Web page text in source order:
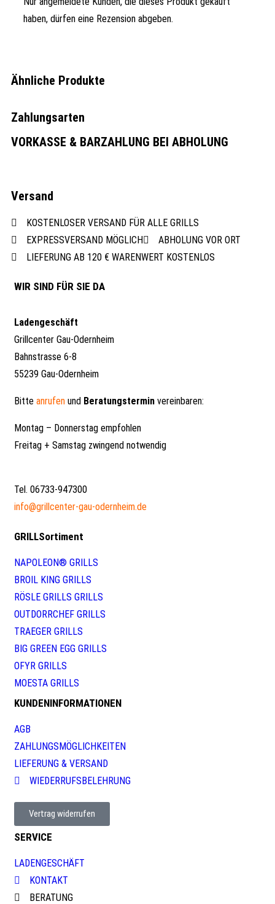
haben, dürfen eine Rezension abgeben.
Ähnliche Produkte
Zahlungsarten
VORKASSE & BARZAHLUNG BEI ABHOLUNG
Versand
KOSTENLOSER VERSAND FÜR ALLE GRILLS
EXPRESSVERSAND MÖGLICH
ABHOLUNG VOR ORT
LIEFERUNG AB 120 € WARENWERT KOSTENLOS
WIR SIND FÜR SIE DA
Ladengeschäft
Grillcenter Gau-Odernheim
Bahnstrasse 6-8
55239 Gau-Odernheim
Bitte anrufen und Beratungstermin vereinbaren:
Montag – Donnerstag empfohlen
Freitag + Samstag zwingend notwendig
Tel. 06733-947300
info@grillcenter-gau-odernheim.de
GRILLSortiment
NAPOLEON® GRILLS
BROIL KING GRILLS
RÖSLE GRILLS GRILLS
OUTDORRCHEF GRILLS
TRAEGER GRILLS
BIG GREEN EGG GRILLS
OFYR GRILLS
MOESTA GRILLS
KUNDENINFORMATIONEN
AGB
ZAHLUNGSMÖGLICHKEITEN
LIEFERUNG & VERSAND
WIEDERRUFSBELEHRUNG
Vertrag widerrufen
SERVICE
LADENGESCHÄFT
KONTAKT
BERATUNG